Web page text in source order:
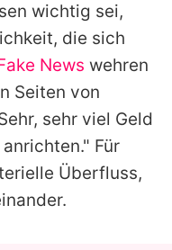
wichtig sei,
die sich
News wehren
Seiten von
sehr viel Geld
Für
Überfluss,